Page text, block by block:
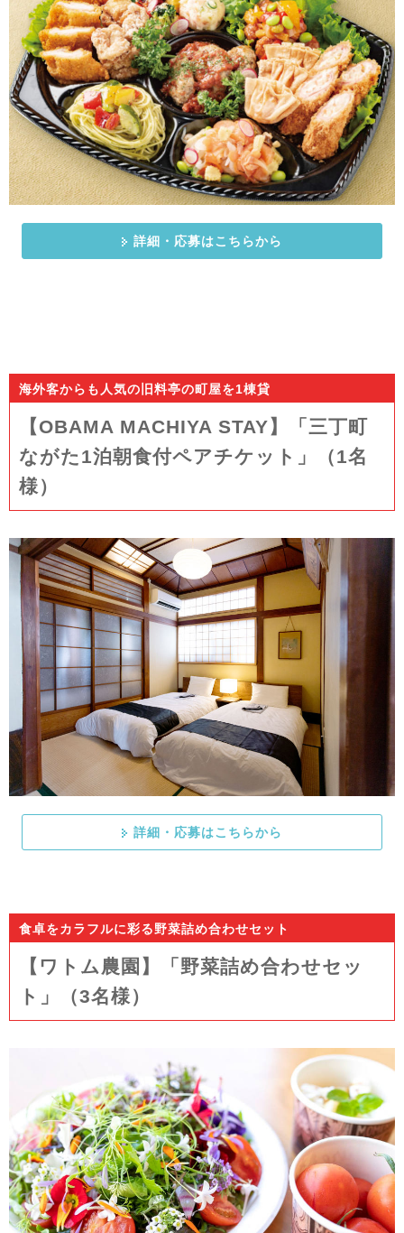
詳細・応募はこちらから
海外客からも人気の旧料亭の町屋を1棟貸
【OBAMA MACHIYA STAY】「三丁町
ながた1泊朝食付ペアチケット」（1名
様）
詳細・応募はこちらから
食卓をカラフルに彩る野菜詰め合わせセット
【ワトム農園】「野菜詰め合わせセッ
ト」（3名様）